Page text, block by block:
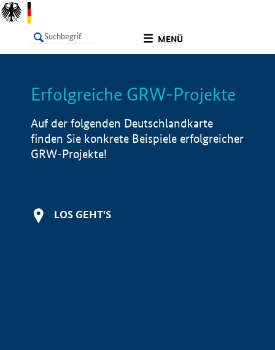
MENÜ
LISTE Info
Erfolgreiche GRW-Projekte
Auf der folgenden Deutschlandkarte
finden Sie konkrete Beispiele erfolgreicher
GRW-Projekte!
LOS GEHT'S